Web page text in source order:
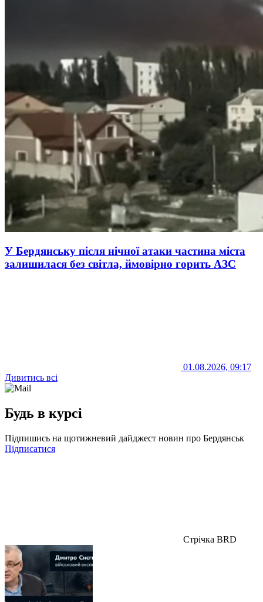
У Бердянську після нічної атаки частина міста
залишилася без світла, ймовірно горить АЗС
01.08.2026, 09:17
Дивитись всі
Будь в курсі
Підпишись на щотижневий дайджест новин про Бердянськ
Підписатися
Стрічка BRD